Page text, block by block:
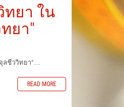
ทยา ใน
ยา"
ชีววิทยา" ...
READ MORE